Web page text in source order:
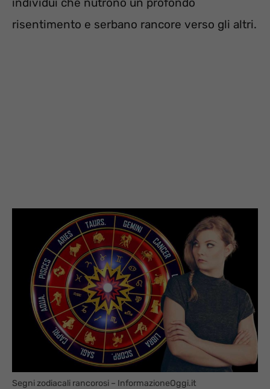
risentimento e serbano rancore verso gli altri.
Segni zodiacali rancorosi – InformazioneOggi.it